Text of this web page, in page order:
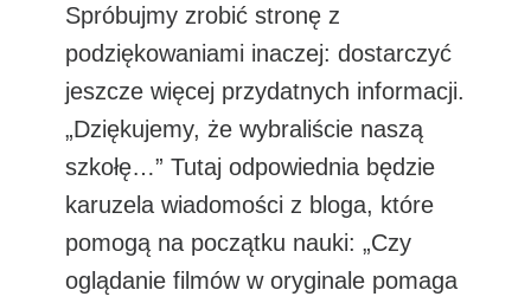
Spróbujmy zrobić stronę z
podziękowaniami inaczej: dostarczyć
jeszcze więcej przydatnych informacji.
„Dziękujemy, że wybraliście naszą
szkołę…” Tutaj odpowiednia będzie
karuzela wiadomości z bloga, które
pomogą na początku nauki: „Czy
oglądanie filmów w oryginale pomaga